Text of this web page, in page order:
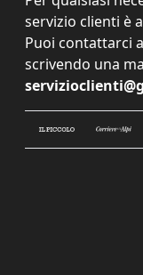
servizio clienti è
Puoi contattarci
scrivendo una